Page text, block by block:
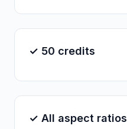
✓ 50 credits
✓ All aspect ratios